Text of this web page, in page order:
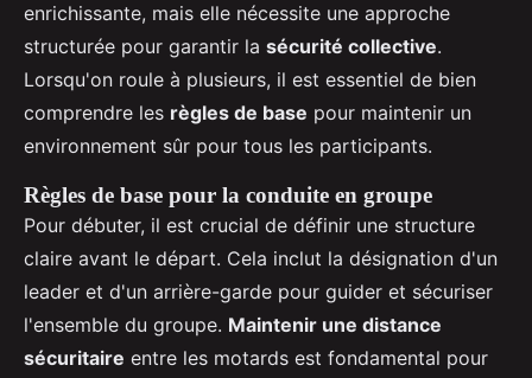
enrichissante, mais elle nécessite une approche
structurée pour garantir la sécurité collective.
Lorsqu'on roule à plusieurs, il est essentiel de bien
comprendre les règles de base pour maintenir un
environnement sûr pour tous les participants.
Règles de base pour la conduite en groupe
Pour débuter, il est crucial de définir une structure
claire avant le départ. Cela inclut la désignation d'un
leader et d'un arrière-garde pour guider et sécuriser
l'ensemble du groupe. Maintenir une distance
sécuritaire entre les motards est fondamental pour